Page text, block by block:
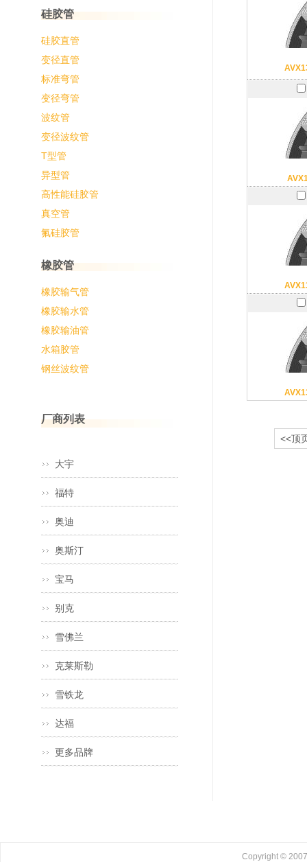
<<顶
硅胶管
硅胶直管
变径直管
标准弯管
变径弯管
波纹管
变径波纹管
T型管
异型管
高性能硅胶管
真空管
氟硅胶管
橡胶管
橡胶输气管
橡胶输水管
橡胶输油管
水箱胶管
钢丝波纹管
厂商列表
大宇
福特
奥迪
奥斯汀
宝马
别克
雪佛兰
克莱斯勒
雪铁龙
达福
更多品牌
Copyright ©